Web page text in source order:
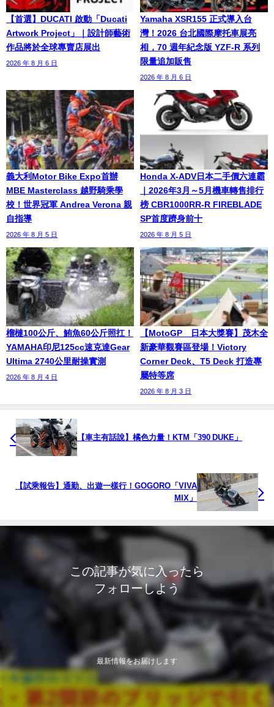
【首選】DUCATI 啟動「Ducati
Artwork Project」｜設計師藝術
作品將於全球專賣店展出
2026 年 8 月 6 日
Yamaha XSR155 正式導入台
灣！2026 台北國際摩托車展亮
相，70 週年紀念版 YZF-R 系列
限量追加販售
2026 年 8 月 6 日
義大利Motor Bike Expo首辦
MBE Masterclass 越野騎乘學
校！世界冠軍 Andrea Verona 親
自指導
2026 年 8 月 5 日
Honda X-ADV日本二手價六連霸
｜2026年3月～5月機車轉售排行
榜 CBR1000RR-R FIREBLADE
SP首度躋身前十
2026 年 8 月 5 日
榴槤100公斤、鮪魚60公斤照扛！
YAMAHA印尼125cc速克達Gear
Ultima 2740公里耐操實測
2026 年 8 月 4 日
【MotoGP™日本大獎賽】茂木全
新豪華觀賽區登場！Victory
Corner Deck、T5 Deck 打造專
屬特等席
2026 年 8 月 3 日
【車主有話說】橘色力量！KTM「390 DUKE」
【試乘報告】通勤、出遊一樣行！GOGORO「VIVA
MIX」
この記事が気に入ったら
フォローしよう
最新情報をお届けします